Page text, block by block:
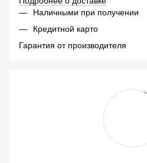
Наличными при получении
Кредитной карто
Гарантия от производителя